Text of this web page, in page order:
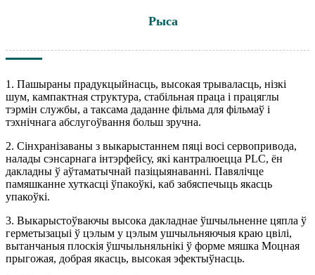
Рыса
1. Пашыраны прадукцыйнасць, высокая трываласць, нізкі
шум, кампактная структура, стабільная праца і працяглы
тэрмін службы, а таксама даданне фільма для фільмаў і
тэхнічнага абслугоўвання больш зручна.
2. Сінхранізаваны з выкарыстаннем пяці восі сервопривода,
налады сэнсарнага інтэрфейсу, які кантралюецца PLC, ён
дакладны ў аўтаматычнай пазіцыянаванні. Павялічце
памяшканне хуткасці ўпакоўкі, каб забяспечыць якасць
упакоўкі.
3. Выкарыстоўваючы высока дакладнае ўшчыльненне цяпла ў
герметызацыі ў цэлым у цэлым ушчыльняючыя краю цвілі,
вытанчаныя плоскія ўшчыльняльнікі ў форме мяшка Моцная
прыгожая, добрая якасць, высокая эфектыўнасць.